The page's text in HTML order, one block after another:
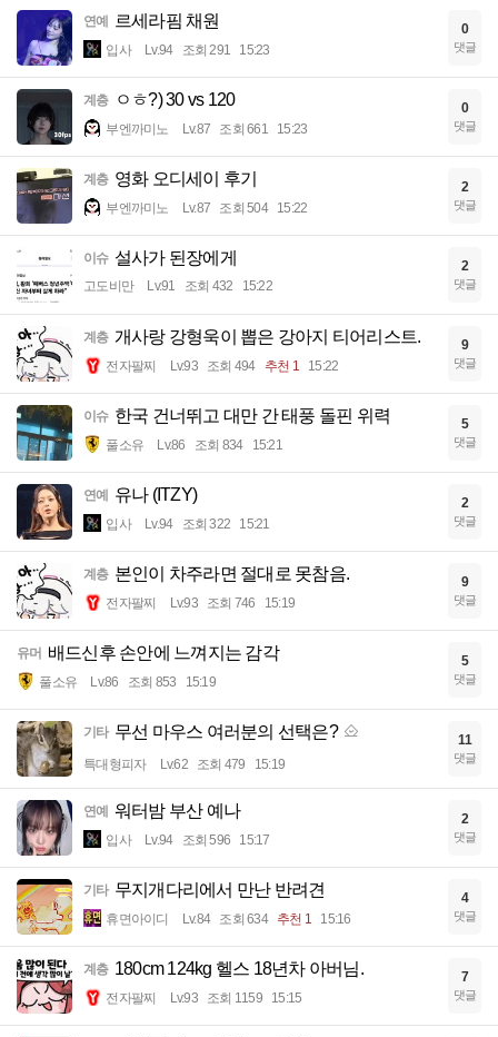
연예 르세라핌 채원
입사 Lv.94 조회 291 15:23
0
댓글
계층 ㅇㅎ?) 30 vs 120
부엔까미노 Lv.87 조회 661 15:23
0
댓글
계층 영화 오디세이 후기
부엔까미노 Lv.87 조회 504 15:22
2
댓글
이슈 설사가 된장에게
고도비만 Lv.91 조회 432 15:22
2
댓글
계층 개사랑 강형욱이 뽑은 강아지 티어리스트.
전자팔찌 Lv.93 조회 494 추천 1 15:22
9
댓글
이슈 한국 건너뛰고 대만 간 태풍 돌핀 위력
풀소유 Lv.86 조회 834 15:21
5
댓글
연예 유나 (ITZY)
입사 Lv.94 조회 322 15:21
2
댓글
계층 본인이 차주라면 절대로 못참음.
전자팔찌 Lv.93 조회 746 15:19
9
댓글
유머 배드신후 손안에 느껴지는 감각
풀소유 Lv.86 조회 853 15:19
5
댓글
기타 무선 마우스 여러분의 선택은?
특대형피자 Lv.62 조회 479 15:19
11
댓글
연예 워터밤 부산 예나
입사 Lv.94 조회 596 15:17
2
댓글
기타 무지개다리에서 만난 반려견
휴면아이디 Lv.84 조회 634 추천 1 15:16
4
댓글
계층 180cm 124kg 헬스 18년차 아버님.
전자팔찌 Lv.93 조회 1159 15:15
7
댓글